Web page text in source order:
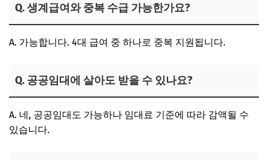
Q. 생계급여와 중복 수급 가능한가요?
A. 가능합니다. 4대 급여 중 하나로 중복 지원됩니다.
Q. 공공임대에 살아도 받을 수 있나요?
A. 네, 공공임대도 가능하나 임대료 기준에 따라 감액될 수
있습니다.